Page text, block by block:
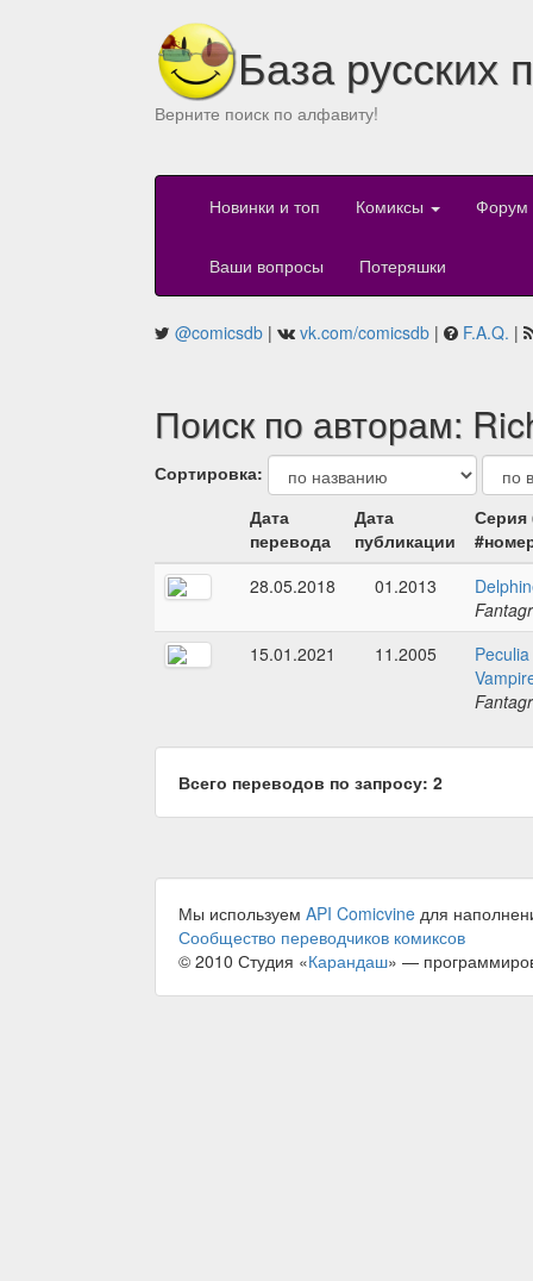
База русских
Верните поиск по алфавиту!
Новинки и топ Комиксы Форум
Ваши вопросы Потеряшки
@comicsdb | vk.com/comicsdb | F.A.Q. |
Поиск по авторам:
Сортировка:
Дата
перевода
Дата
публикации
Серия
28.05.2018
01.2013
15.01.2021
11.2005
Всего переводов по запросу: 2
Мы используем API Comicvine для
Сообщество переводчиков комиксов
© 2010 Студия «Карандаш» —